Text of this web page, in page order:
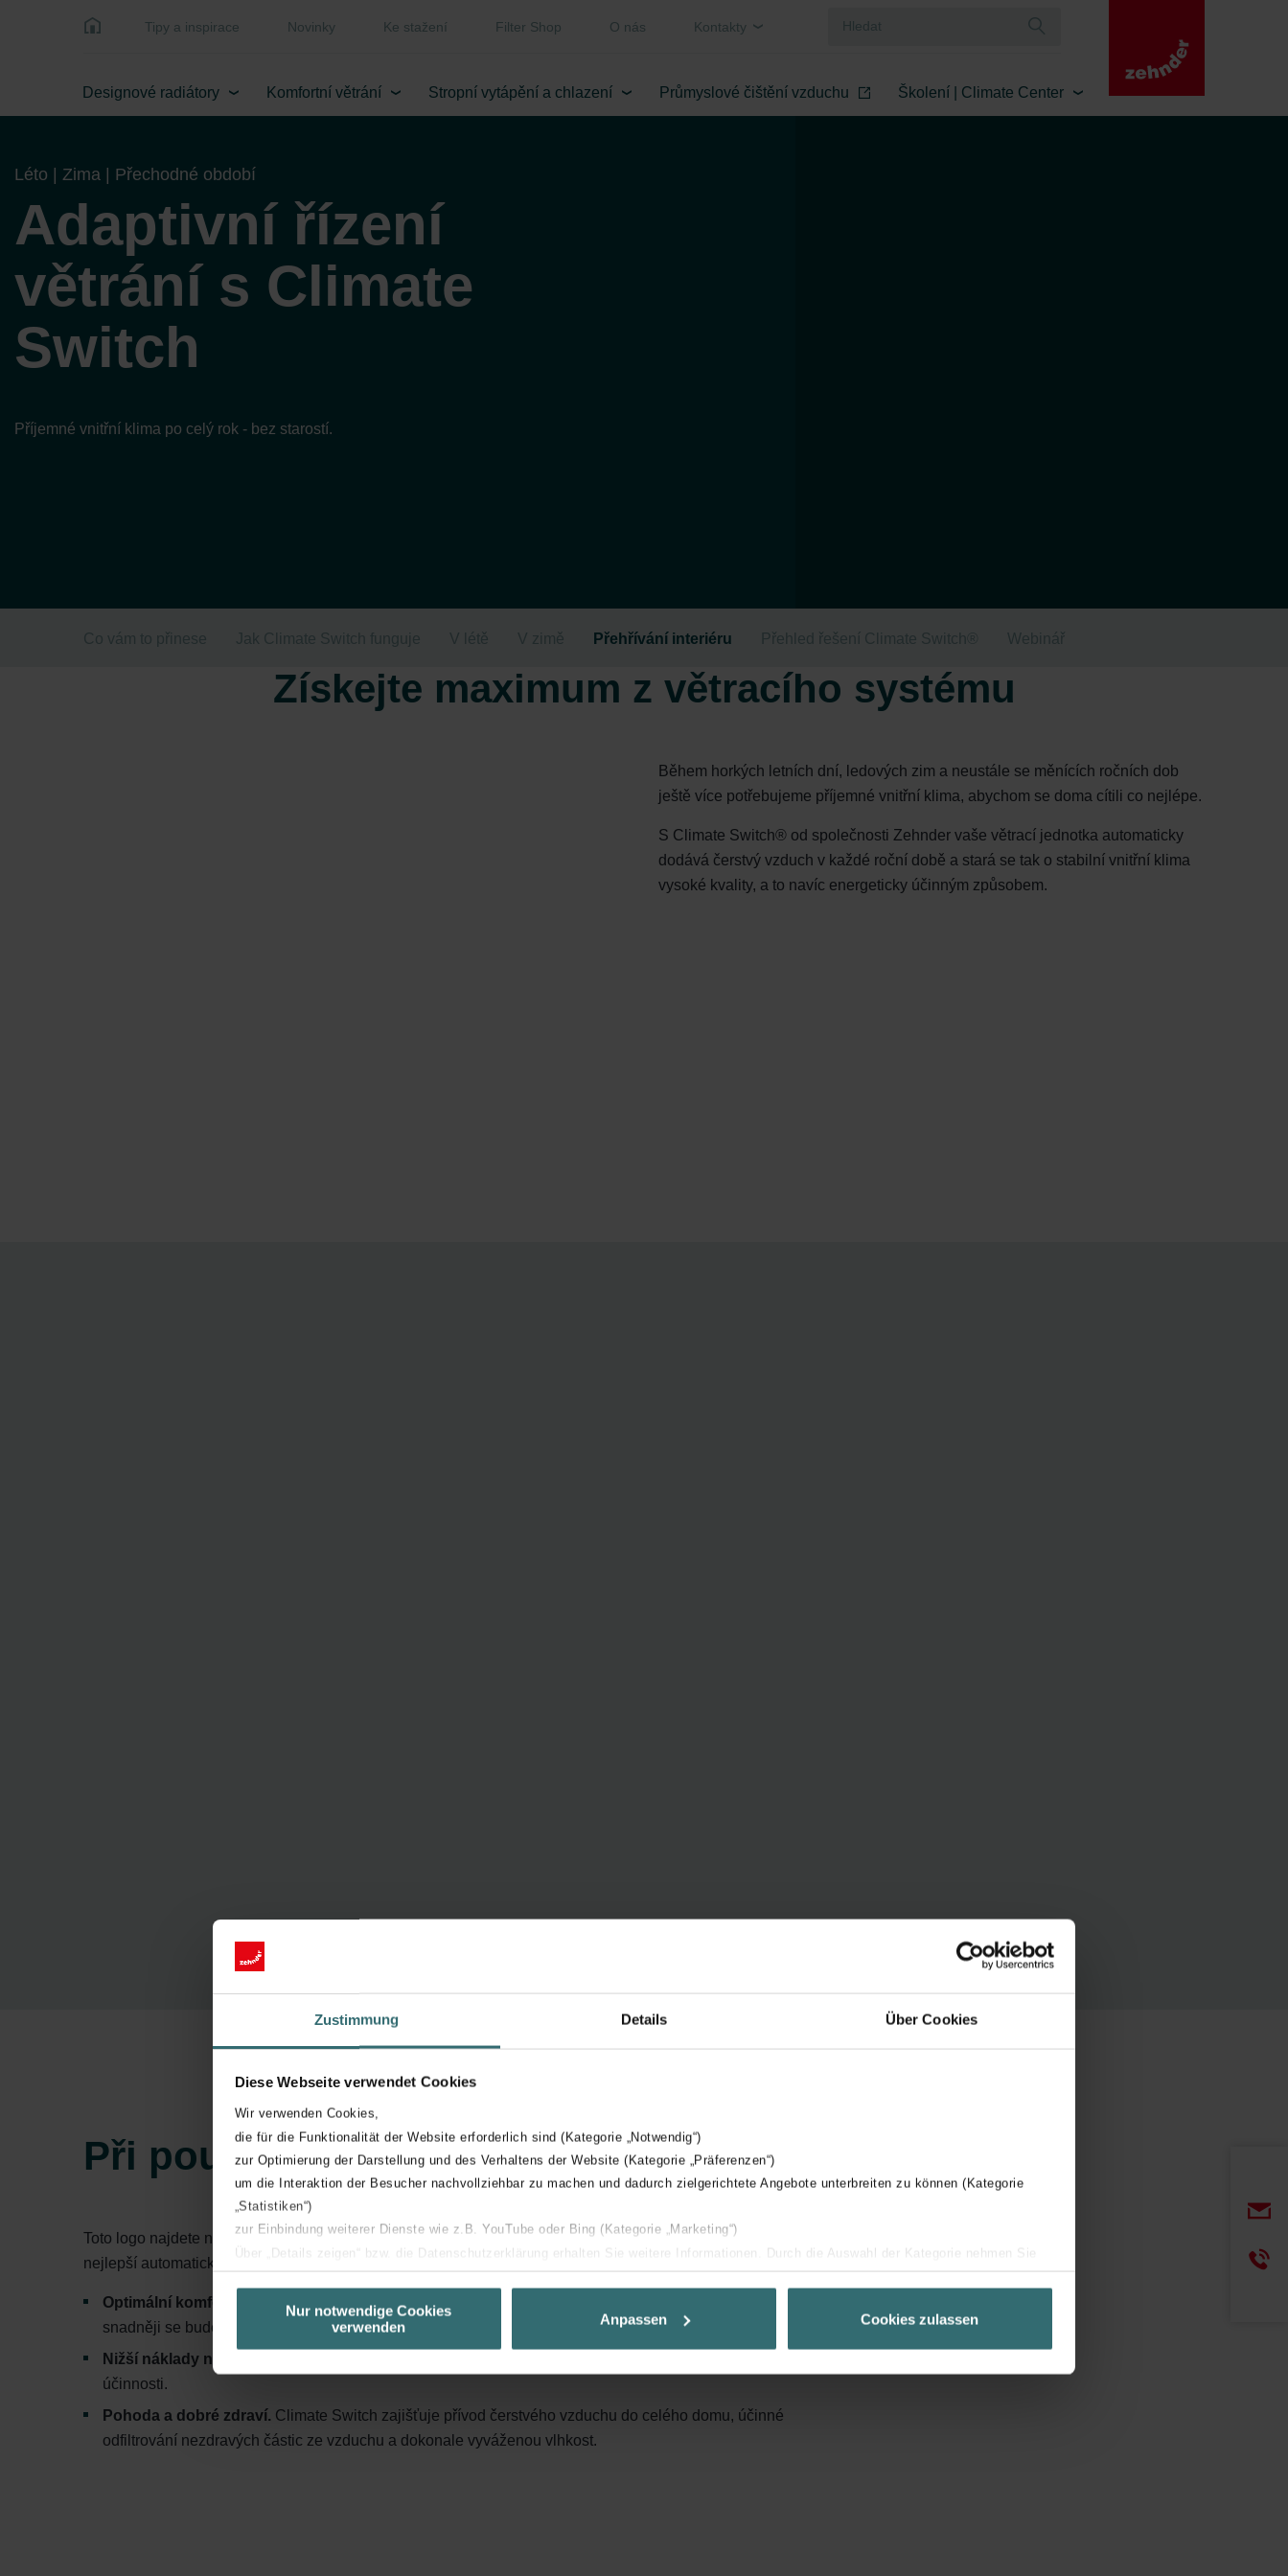
Zustimmung Details Über Cookies
Diese Webseite verwendet Cookies
Wir verwenden Cookies,
die für die Funktionalität der Website erforderlich sind (Kategorie „Notwendig“)
zur Optimierung der Darstellung und des Verhaltens der Website (Kategorie „Präferenzen“)
um die Interaktion der Besucher nachvollziehbar zu machen und dadurch zielgerichtete Angebote unterbreiten zu können (Kategorie
„Statistiken“)
zur Einbindung weiterer Dienste wie z.B. YouTube oder Bing (Kategorie „Marketing“)
Über „Details zeigen“ bzw. die Datenschutzerklärung erhalten Sie weitere Informationen. Durch die Auswahl der Kategorie nehmen Sie
unserer Website verwenden, um Ihnen die bestmögliche Nutzererfahrung zu ermöglichen und Ihnen maßgeschneiderte Informationen
basierend auf Ihren Interessen zur Verfügung zu stellen. Alle Einwilligungen können Sie selbstverständlich über einen Link in der
Datenschutzerklärung widerrufen.
Zehnder Group AG: Data Privacy
Zehnder Group België nv/sa: Déclarations de confidentialité
Nur notwendige Cookies
verwenden
Anpassen Cookies zulassen
Tipy a inspirace Novinky Ke stažení Filter Shop O nás Kontakty
Designové radiátory Komfortní větrání Stropní vytápění a chlazení Průmyslové čištění vzduchu Školení | Climate Center
Léto | Zima | Přechodné období
Adaptivní řízení
větrání s Climate
Switch
Příjemné vnitřní klima po celý rok - bez starostí.
Co vám to přinese Jak Climate Switch funguje V létě V zimě Přehřívání interiéru Přehled řešení Climate Switch® Webinář
Získejte maximum z větracího systému
Během horkých letních dní, ledových zim a neustále se měnících ročních dob
ještě více potřebujeme příjemné vnitřní klima, abychom se doma cítili co nejlépe.
S Climate Switch® od společnosti Zehnder vaše větrací jednotka automaticky
dodává čerstvý vzduch v každé roční době a stará se tak o stabilní vnitřní klima
vysoké kvality, a to navíc energeticky účinným způsobem.
Při použití Climate Switch®
Toto logo najdete na každé jednotce ComfoAir Q a můžete si být jisti, že budete mít po celý rok k dispozici to
nejlepší automaticky regulované vnitřní klima – bez starostí.
Optimální komfort a lepší kvalita vzduchu v interiéru.
snadněji se budete soustředit a budete v lepší náladě.
Nižší náklady na energie.
účinnosti.
Pohoda a dobré zdraví. Climate Switch zajišťuje přívod čerstvého vzduchu do celého domu, účinné
odfiltrování nezdravých částic ze vzduchu a dokonale vyváženou vlhkost.